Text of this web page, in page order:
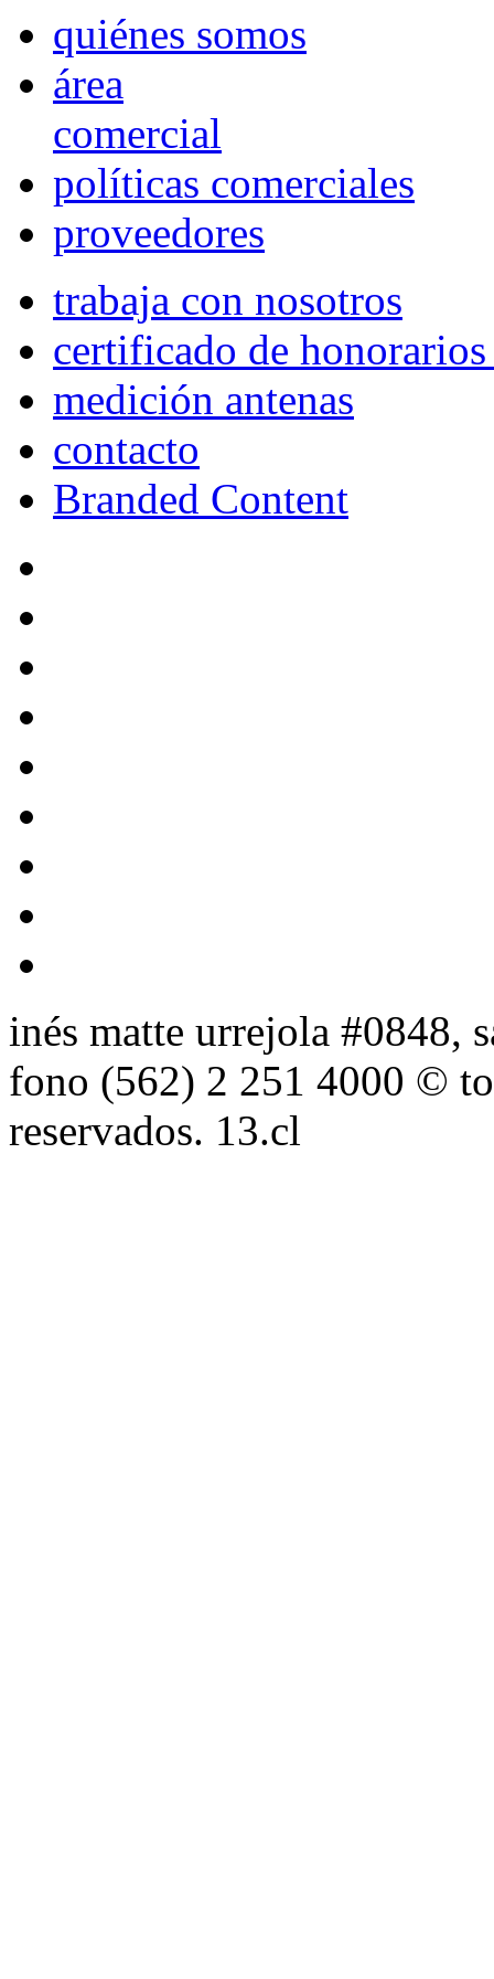
quiénes somos
área
comercial
políticas comerciales
proveedores
trabaja con nosotros
certificado de
medición antenas
contacto
Branded Content
inés matte urrejola #0848,
fono (562) 2 251 4000 ©
reservados. 13.cl